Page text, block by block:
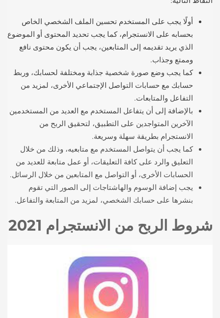
أولًا يجب على المستخدم تحسين الملف الشخصي الخاص
بحسابه على الانستجرام، كما يجب تحديد المحتوى أو الموضوع
الذي يريد تقديمه إلى المتابعين، يجب أن يكون محتوى نافع
وممتع وجذاب.
كما يجب وضع صورة شخصية جذابة ومختلفة لحسابك، وربط
حسابك مع حسابات التواصل الإجتماعي الأخرى، لمزيد من
التفاعل والمتابعات.
بالإضافة إلى أن يتفاعل المستخدم مع العديد من المستخدمين
الآخرين المتواجدين على التطبيق، لتحقيق الربح من
الانستجرام بطريقة سهلة وسريعة.
كما يجب أن يتواصل المستخدم مع متابعيه، وذلك من خلال
التعليق والرد على كافة التعليقات، أو عمل متابعة للعديد من
الحسابات الأخرى، أو التواصل مع المتابعين من خلال الرسائل.
يجب إضافة الوسوم والهاشتاجات إلى الصور التي تقوم
بنشرها على حسابك الشخصي، لمزيد من المتابعة والتفاعل.
شروط الربح من الانستجرام 2021